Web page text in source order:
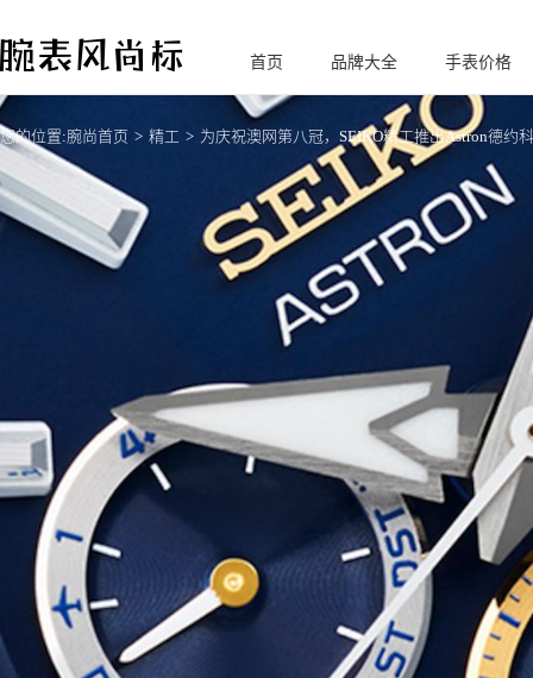
腕
表风尚标
首页 品牌大全 手表价格
您的位置:腕尚首页 精工 为庆祝澳网第八冠，SEIKO精工推出Astron德约